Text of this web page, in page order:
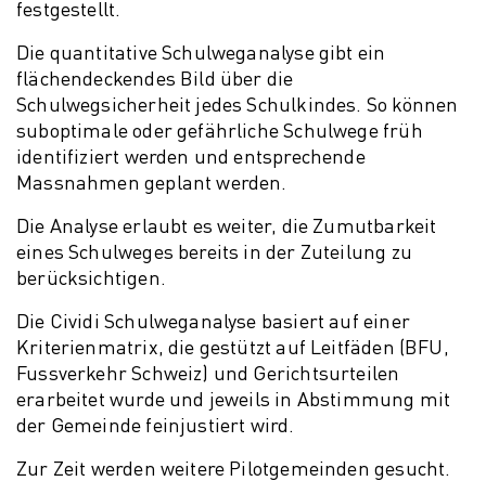
festgestellt.
Die quantitative Schulweganalyse gibt ein
flächendeckendes Bild über die
Schulwegsicherheit jedes Schulkindes. So können
suboptimale oder gefährliche Schulwege früh
identifiziert werden und entsprechende
Massnahmen geplant werden.
Die Analyse erlaubt es weiter, die Zumutbarkeit
eines Schulweges bereits in der Zuteilung zu
berücksichtigen.
Die Cividi Schulweganalyse basiert auf einer
Kriterienmatrix, die gestützt auf Leitfäden (BFU,
Fussverkehr Schweiz) und Gerichtsurteilen
erarbeitet wurde und jeweils in Abstimmung mit
der Gemeinde feinjustiert wird.
Zur Zeit werden weitere Pilotgemeinden gesucht.